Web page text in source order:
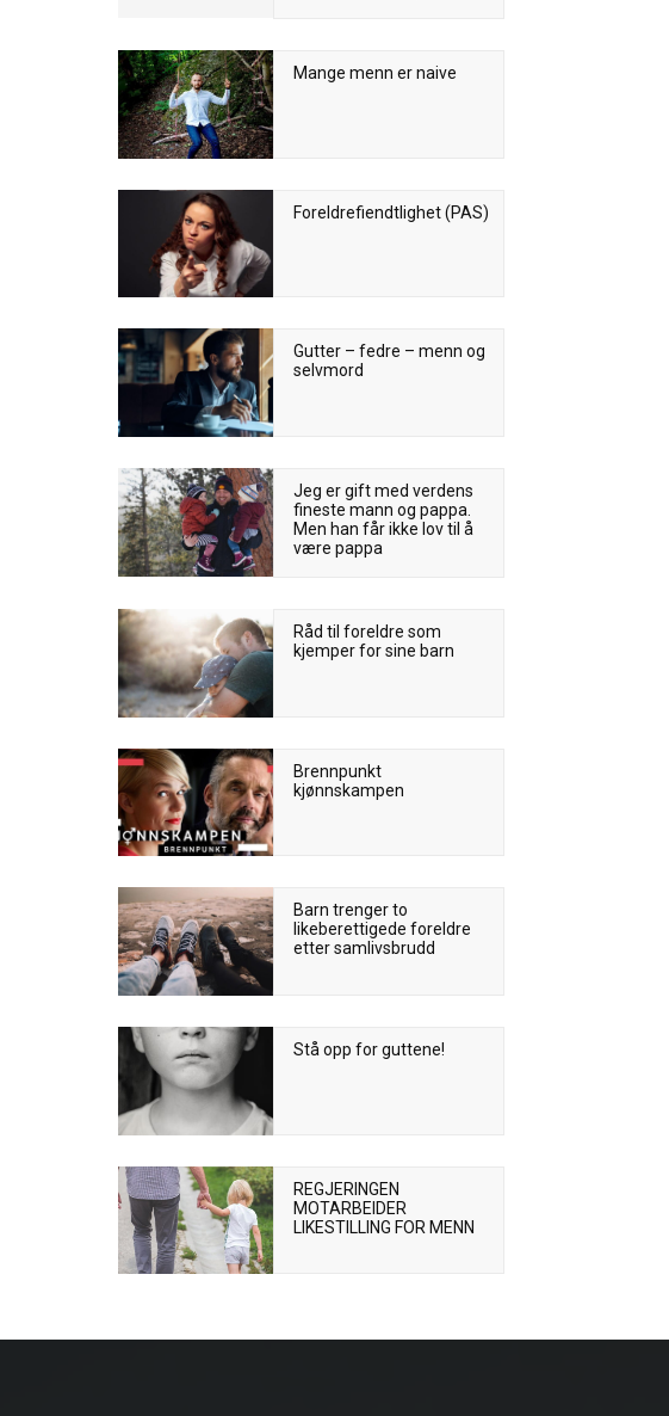
Mange menn er naive
Foreldrefiendtlighet (PAS)
Gutter – fedre – menn og
selvmord
Jeg er gift med verdens
fineste mann og pappa.
Men han får ikke lov til å
være pappa
Råd til foreldre som
kjemper for sine barn
Brennpunkt
kjønnskampen
Barn trenger to
likeberettigede foreldre
etter samlivsbrudd
Stå opp for guttene!
REGJERINGEN
MOTARBEIDER
LIKESTILLING FOR MENN